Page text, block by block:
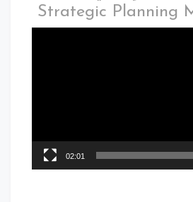
Strategic Planning
02:01